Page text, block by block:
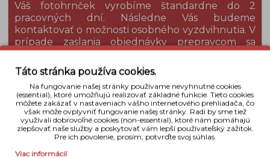
Váš fotohrnček vyrobíme štandardne do 2
pracovných dní. Následne Vás budeme
kontaktovať o možnosti osobného vyzdvihnutia. V
prípade zaslania objednávky prepravcom sa
doručenie predĺži o čas potrebný na dopravu,
ktorý je 1 až 3 pracovné dni, podľa Vami zvoleného
spôsobu dopravy.
Detaily
Materiál
Táto stránka používa cookies.
Na fungovanie našej stránky používame nevyhnutné cookies
(essential), ktoré umožňujú realizovať základné funkcie. Tieto cookies
môžete zakázať v nastaveniach vášho internetového prehliadača, čo
však môže ovplyvniť fungovanie našej stránky. Radi by sme tiež
využívali dobrovoľné cookies (non-essential), ktoré nám pomáhajú
zlepšovať naše služby a poskytovať vám lepší používateľský zážitok.
Pre ich povolenie, prosím, potvrďte svoj súhlas.
Viac informácií